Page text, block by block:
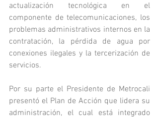
actualización tecnológica en el
componente de telecomunicaciones, los
problemas administrativos internos en la
contratación, la pérdida de agua por
conexiones ilegales y la tercerización de
servicios.
Por su parte el Presidente de Metrocali
presentó el Plan de Acción que lidera su
administración, el cual está integrado